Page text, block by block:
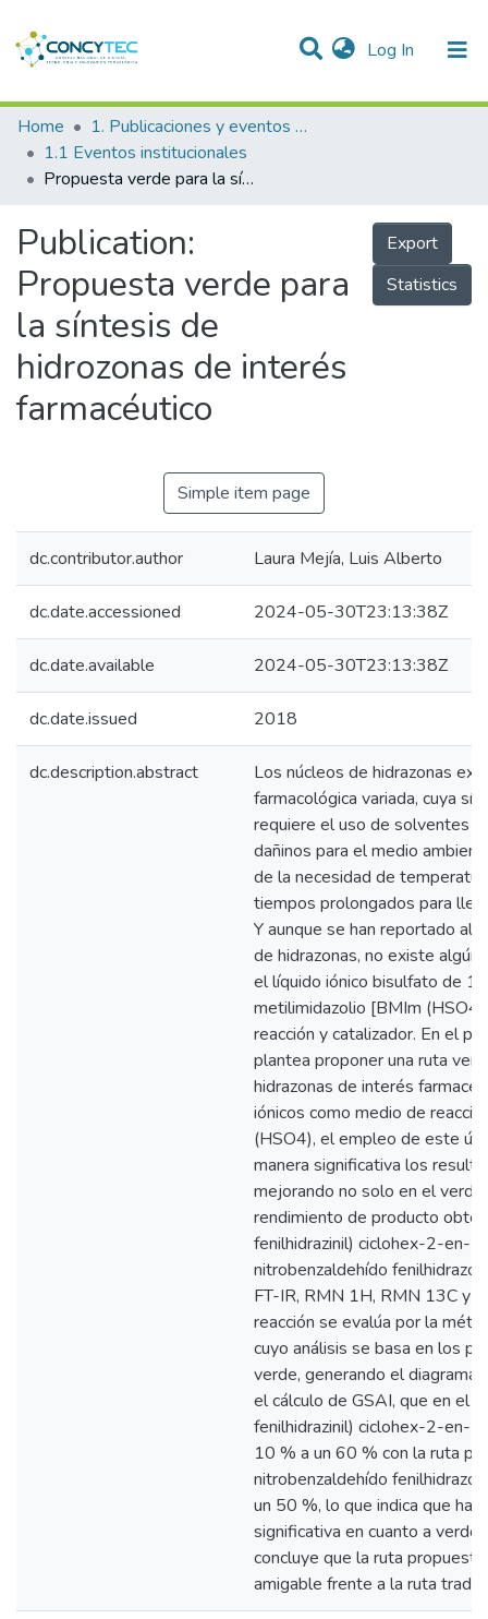
Log In (current)
Communities & Collections
Research Outputs
People
Statistics
Home
1. Publicaciones y eventos institucionales
1.1 Eventos institucionales
Propuesta verde para la síntesis de hidrozonas de interés farmacéutico
Publication:
Propuesta verde para
la síntesis de
hidrozonas de interés
farmacéutico
Export
Statistics
Simple item page
dc.contributor.author Laura Mejía, Luis Alberto
dc.date.accessioned 2024-05-30T23:13:38Z
dc.date.available 2024-05-30T23:13:38Z
dc.date.issued 2018
dc.description.abstract
Los núcleos de hidrazonas
farmacológica variada, cuya
requiere el uso de solventes
dañinos para el medio
de la necesidad de
tiempos prolongados para
Y aunque se han reportado
de hidrazonas, no existe
el líquido iónico bisulfato de
metilimidazolio [BMIm
reacción y catalizador. En el
plantea proponer una ruta
hidrazonas de interés
iónicos como medio de
(HSO4), el empleo de este
manera significativa los
mejorando no solo en el
rendimiento de producto
fenilhidrazinil) ciclohex-2-en-
nitrobenzaldehído
FT-IR, RMN 1H, RMN 13C y
reacción se evalúa por la
cuyo análisis se basa en los
verde, generando el diagrama
el cálculo de GSAI, que en el
fenilhidrazinil) ciclohex-2-en-
10 % a un 60 % con la ruta
nitrobenzaldehído
un 50 %, lo que indica que hay
significativa en cuanto a
concluye que la ruta
amigable frente a la ruta